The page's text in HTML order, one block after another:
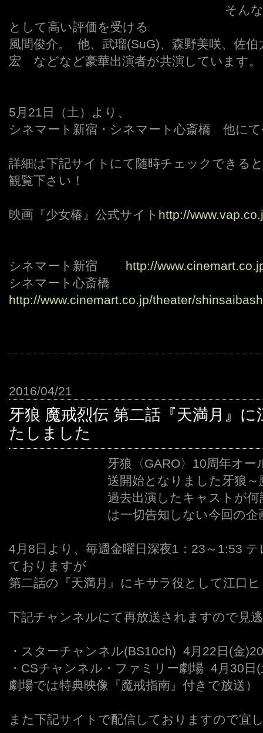
そん
として高い評価を受ける
風間俊介。 他、武瑠(SuG)、森野美咲、佐伯
宏 などなど豪華出演者が共演しています。
5月21日（土）より、
シネマート新宿・シネマート心斎橋 他に
詳細は下記サイトにて随時チェックできる
観覧下さい！
映画『少女椿』公式サイト http://
シネマート新宿 http://
シネマート心斎橋
http://www.cinemart.co.jp/theater/
2016/04/21
牙狼 魔戒烈伝 第二話『天満月』
たしました
牙狼〈GARO〉10周年オ
送開始となりました牙狼～
過去出演したキャストが
は一切告知しない今回の企
4月8日より、毎週金曜日深夜1：23～1:53
ておりますが
第二話の『天満月』にキサラ役として江口
下記チャンネルにて再放送されますので見
・スターチャンネル(BS10ch) 4月22日(金
・CSチャンネル・ファミリー劇場 4月30
劇場では特典映像『魔戒指南』付きで放送）
また下記サイトで配信しておりますので宜